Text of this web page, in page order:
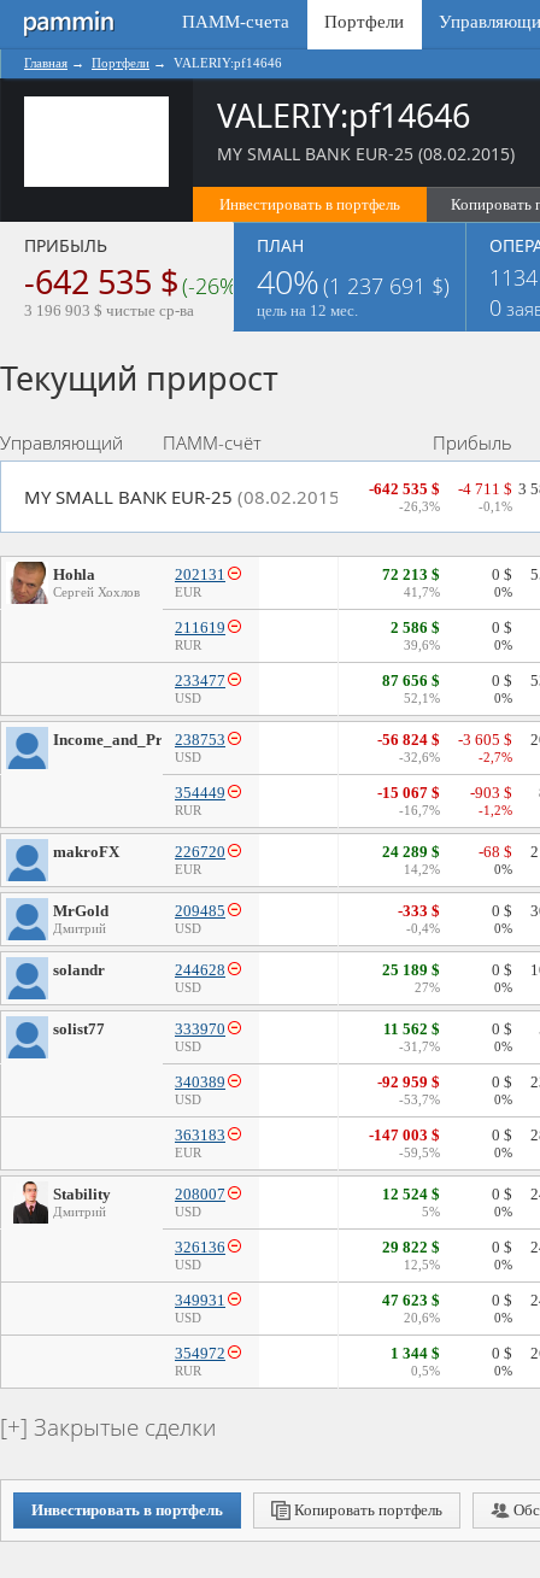
ПАММ-счета Портфели
Главная → Портфели → VALERIY:pf14646
VALERIY:pf14646
МY SMALL BANK EUR-25 (08.02.2015)
Инвестировать в портфель Копировать
ПРИБЫЛЬ
-642 535 $(-26%)
3 196 903 $ чистые ср-ва
ПЛАН
40%(1 237 691 $)
цель на 12 мес.
1134
0
Текущий прирост
Управляющий ПАММ-счёт Прибыль
МY SMALL BANK EUR-25 (08.02.2015) -642 535 $
-26,3%
-4 711 $
-0,1%
3
Hohla
Сергей Хохлов
202131
EUR
72 213 $
41,7%
0 $
0%
211619
RUR
2 586 $
39,6%
0 $
0%
233477
USD
87 656 $
52,1%
0 $
0%
Income_and_Prosperity
238753
USD
-56 824 $
-32,6%
-3 605 $
-2,7%
354449
RUR
-15 067 $
-16,7%
-903 $
-1,2%
makroFX 226720
EUR
24 289 $
14,2%
-68 $
0%
MrGold
Дмитрий
209485
USD
-333 $
-0,4%
0 $
0%
solandr 244628
USD
25 189 $
27%
0 $
0%
solist77 333970
USD
11 562 $
-31,7%
0 $
0%
340389
USD
-92 959 $
-53,7%
0 $
0%
363183
EUR
-147 003 $
-59,5%
0 $
0%
Stability
Дмитрий
208007
USD
12 524 $
5%
0 $
0%
326136
USD
29 822 $
12,5%
0 $
0%
349931
USD
47 623 $
20,6%
0 $
0%
354972
RUR
1 344 $
0,5%
0 $
0%
Закрытые сделки
Инвестировать в портфель Копировать портфель